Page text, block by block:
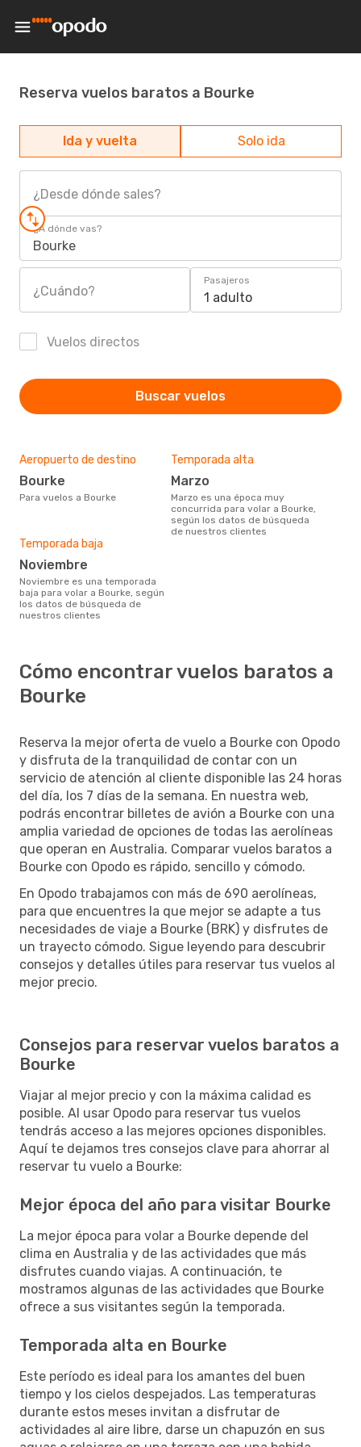
Reserva vuelos baratos a Bourke
Ida y vuelta Solo ida
¿Desde dónde sales?
¿A dónde vas?
Bourke
¿Cuándo?
Pasajeros
1 adulto
Vuelos directos
Buscar vuelos
Aeropuerto de destino
Bourke
Para vuelos a Bourke
Temporada alta
marzo
marzo es una época muy
concurrida para volar a Bourke,
según los datos de búsqueda
de nuestros clientes
Temporada baja
noviembre
noviembre es una temporada
baja para volar a Bourke, según
los datos de búsqueda de
nuestros clientes
Cómo encontrar vuelos baratos a
Bourke
Reserva la mejor oferta de vuelo a Bourke con Opodo
y disfruta de la tranquilidad de contar con un
servicio de atención al cliente disponible las 24 horas
del día, los 7 días de la semana. En nuestra web,
podrás encontrar billetes de avión a Bourke con una
amplia variedad de opciones de todas las aerolíneas
que operan en Australia. Comparar vuelos baratos a
Bourke con Opodo es rápido, sencillo y cómodo.
En Opodo trabajamos con más de 690 aerolíneas,
para que encuentres la que mejor se adapte a tus
necesidades de viaje a Bourke (BRK) y disfrutes de
un trayecto cómodo. Sigue leyendo para descubrir
consejos y detalles útiles para reservar tus vuelos al
mejor precio.
Consejos para reservar vuelos baratos a
Bourke
Viajar al mejor precio y con la máxima calidad es
posible. Al usar Opodo para reservar tus vuelos
tendrás acceso a las mejores opciones disponibles.
Aquí te dejamos tres consejos clave para ahorrar al
reservar tu vuelo a Bourke:
Mejor época del año para visitar Bourke
La mejor época para volar a Bourke depende del
clima en Australia y de las actividades que más
disfrutes cuando viajas. A continuación, te
mostramos algunas de las actividades que Bourke
ofrece a sus visitantes según la temporada.
Temporada alta en Bourke
Este período es ideal para los amantes del buen
tiempo y los cielos despejados. Las temperaturas
durante estos meses invitan a disfrutar de
actividades al aire libre, darse un chapuzón en sus